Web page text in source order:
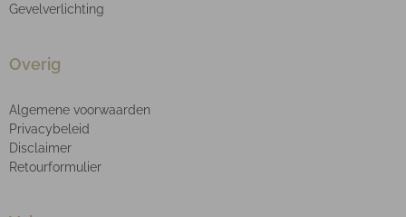
Gevelverlichting
Overig
Algemene voorwaarden
Privacybeleid
Disclaimer
Retourformulier